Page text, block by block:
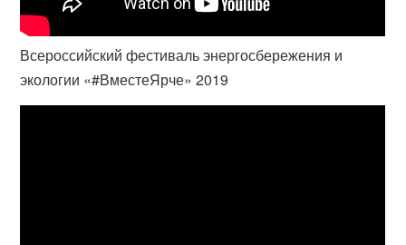
Всероссийский фестиваль энергосбережения и
экологии «#ВместеЯрче» 2019